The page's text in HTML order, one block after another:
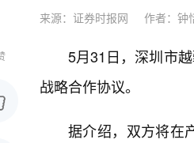
来源：证券时报网 作者：钟
5月31日，深圳市
战略合作协议。
据介绍，双方将在